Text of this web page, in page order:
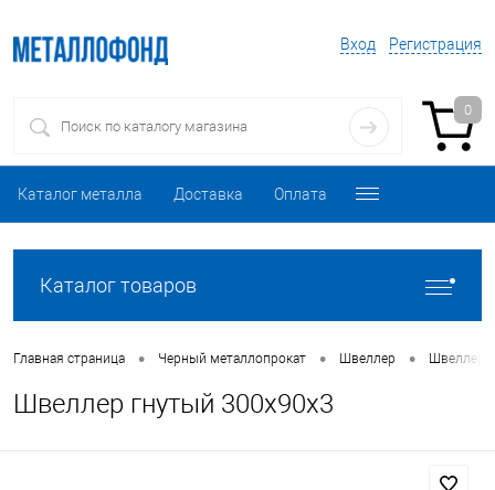
Вход Регистрация
0
Каталог металла Доставка Оплата
Каталог товаров
Главная страница • Черный металлопрокат • Швеллер • Швеллер
Швеллер гнутый 300х90х3